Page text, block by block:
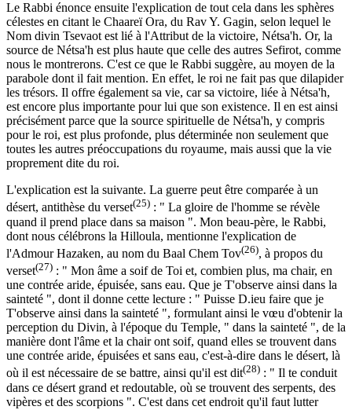
Le Rabbi énonce ensuite l'explication de tout cela dans les sphères
célestes en citant le Chaareï Ora, du Rav Y. Gagin, selon lequel le
Nom divin Tsevaot est lié à l'Attribut de la victoire, Nétsa'h. Or, la
source de Nétsa'h est plus haute que celle des autres Sefirot, comme
nous le montrerons. C'est ce que le Rabbi suggère, au moyen de la
parabole dont il fait mention. En effet, le roi ne fait pas que dilapider
les trésors. Il offre également sa vie, car sa victoire, liée à Nétsa'h,
est encore plus importante pour lui que son existence. Il en est ainsi
précisément parce que la source spirituelle de Nétsa'h, y compris
pour le roi, est plus profonde, plus déterminée non seulement que
toutes les autres préoccupations du royaume, mais aussi que la vie
proprement dite du roi.
L'explication est la suivante. La guerre peut être comparée à un
désert, antithèse du verset(25) : " La gloire de l'homme se révèle
quand il prend place dans sa maison ". Mon beau-père, le Rabbi,
dont nous célébrons la Hilloula, mentionne l'explication de
l'Admour Hazaken, au nom du Baal Chem Tov(26), à propos du
verset(27) : " Mon âme a soif de Toi et, combien plus, ma chair, en
une contrée aride, épuisée, sans eau. Que je T'observe ainsi dans la
sainteté ", dont il donne cette lecture : " Puisse D.ieu faire que je
T'observe ainsi dans la sainteté ", formulant ainsi le vœu d'obtenir la
perception du Divin, à l'époque du Temple, " dans la sainteté ", de la
manière dont l'âme et la chair ont soif, quand elles se trouvent dans
une contrée aride, épuisées et sans eau, c'est-à-dire dans le désert, là
où il est nécessaire de se battre, ainsi qu'il est dit(28) : " Il te conduit
dans ce désert grand et redoutable, où se trouvent des serpents, des
vipères et des scorpions ". C'est dans cet endroit qu'il faut lutter